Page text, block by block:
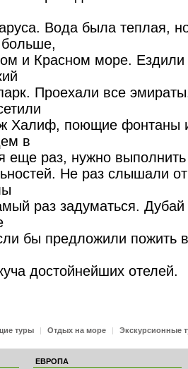
Вода была теплая,
и Красном море. Ездили
Проехали все
Халиф, поющие фонтаны
в
еще раз, нужно
Не раз слышали от
раз задуматься.
бы предложили пожить
достойнейших отелей.
туры | Отдых на море | Экскурсионные
ЕВРОПА